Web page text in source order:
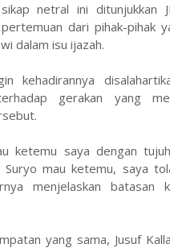
netral ini ditunjukkan
dari pihak-pihak
dalam isu ijazah.
kehadirannya
gerakan yang
ketemu saya dengan
mau ketemu, saya
menjelaskan batasan
yang sama, Jusuf